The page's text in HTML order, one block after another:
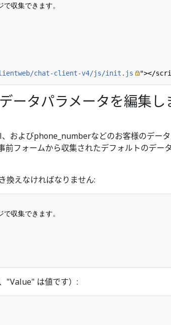
収集できます。
chat-client-v4/js/init.js
ータパラメータを編集し
およびphone_numberなどのお客様のデー
前フォームから収集されたデフォルトのデー
換えなければなりません:
収集できます。
"Value" は値です）: